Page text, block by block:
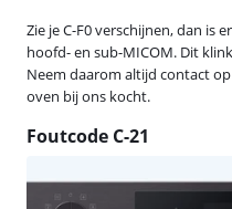
Zie je C-F0 verschijnen, dan is
hoofd- en sub-MICOM. Dit
Neem daarom altijd contact
oven bij ons kocht.
Foutcode C-21